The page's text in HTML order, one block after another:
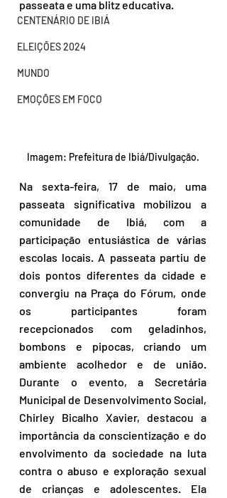
CENTENÁRIO DE IBIÁ
ELEIÇÕES 2024
MUNDO
EMOÇÕES EM FOCO
passeata e uma blitz educativa.
Imagem: Prefeitura de Ibiá/Divulgação.
Na sexta-feira, 17 de maio, uma
passeata significativa mobilizou a
comunidade de Ibiá, com a
participação entusiástica de várias
escolas locais. A passeata partiu de
dois pontos diferentes da cidade e
convergiu na Praça do Fórum, onde
os participantes foram
recepcionados com geladinhos,
bombons e pipocas, criando um
ambiente acolhedor e de união.
Durante o evento, a Secretária
Municipal de Desenvolvimento Social,
Chirley Bicalho Xavier, destacou a
importância da conscientização e do
envolvimento da sociedade na luta
contra o abuso e exploração sexual
de crianças e adolescentes. Ela